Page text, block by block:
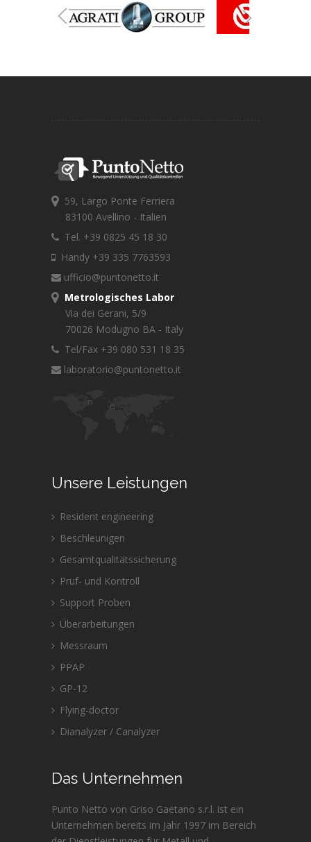
59, Largo Ponte Ferriera
83100 Avellino - Italien
Tel. +39 0825 45 18 30
Handy +39 335 7763593
ufficio@puntonetto.it
Metrologisches Labor
Via dei Gerani, 5/9
70026 Modugno BA - Italy
Tel/Fax +39 080 531 18 35
laboratorio@puntonetto.it
Unsere Leistungen
Resident engineering
Beschleunigen
Gesamtqualitätssicherung
Prüf- und Kontroll
Support Proben
Überarbeitungen
Messraum
PPAP
GP-12
Flying-doctor
Dianalyzer / Canalyzer
Das Unternehmen
Punto Netto von Griso Gaetano s.r.l. ist ein
Unternehmen bereits im Jahr 1997 im Bereich